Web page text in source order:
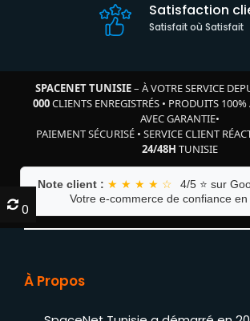
Satisfaction
Satisfait où Satisfait
SPACENET TUNISIE– À VOTRE SERVICE
000CLIENTS ENREGISTRÉS• PRODUITS
AVEC GARANTIE•
PAIEMENT SÉCURISÉ • SERVICE CLIENT
24/48H TUNISIE
Note client : ★ ★ ★ ★ ☆
4/5 ⭐ sur
Votre e-commerce de confiance en
À Propos
0
0